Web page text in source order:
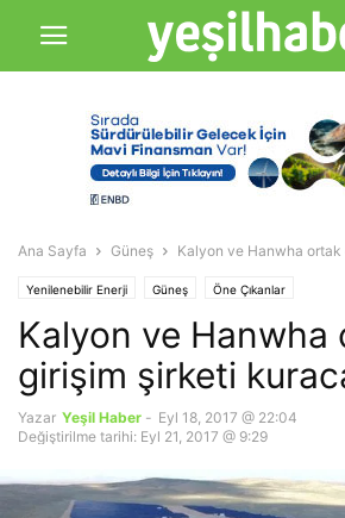
Ana Sayfa Güneş Kalyon ve Hanwha
Yenilenebilir Enerji Güneş Öne Çıkanlar
Kalyon ve Hanwha
girişim şirketi
Yazar Yeşil Haber - Eyl 18, 2017 @ 22:04
Değiştirilme tarihi: Eyl 21, 2017 @ 9:29